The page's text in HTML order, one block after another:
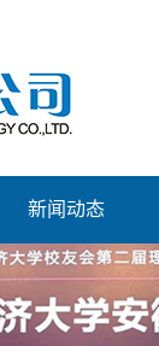
新闻动态